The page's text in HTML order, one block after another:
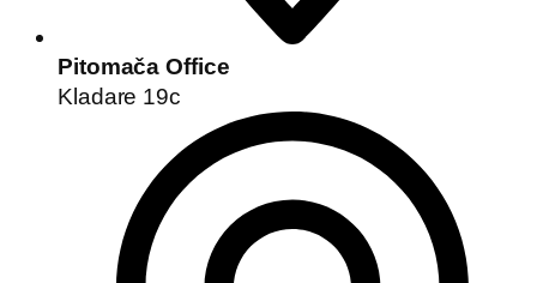
Pitomača Office
Kladare 19c